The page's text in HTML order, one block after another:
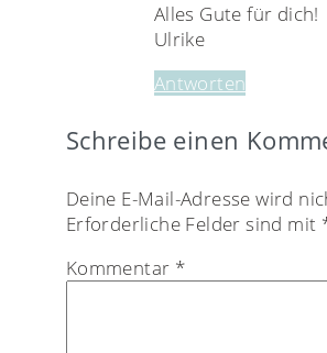
Alles Gute für dich!
Ulrike
Antworten
Schreibe einen
Deine E-Mail-Adresse wird
Erforderliche Felder sind mit
Kommentar *